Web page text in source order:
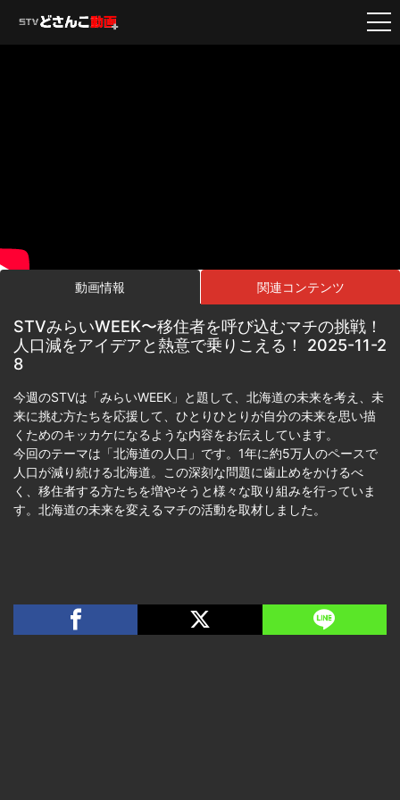
動画情報 関連コンテンツ
STVみらいWEEK〜移住者を呼び込むマチの挑戦！
人口減をアイデアと熱意で乗りこえる！ 2025-11-2
8
今週のSTVは「みらいWEEK」と題して、北海道の未来を考え、未
来に挑む方たちを応援して、ひとりひとりが自分の未来を思い描
くためのキッカケになるような内容をお伝えしています。
今回のテーマは「北海道の人口」です。1年に約5万人のペースで
人口が減り続ける北海道。この深刻な問題に歯止めをかけるべ
く、移住者する方たちを増やそうと様々な取り組みを行っていま
す。北海道の未来を変えるマチの活動を取材しました。